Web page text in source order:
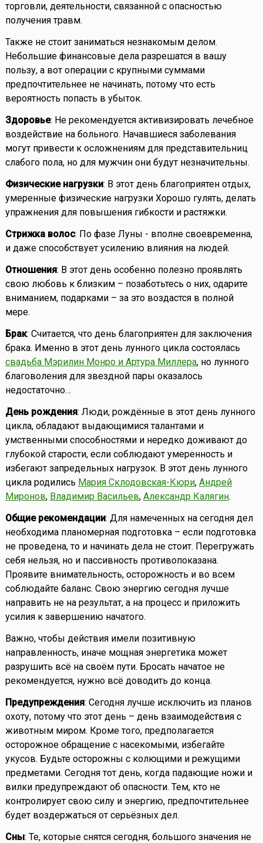
торговли, деятельности, связанной с опасностью
получения травм.
Также не стоит заниматься незнакомым делом.
Небольшие финансовые дела разрешатся в вашу
пользу, а вот операции с крупными суммами
предпочтительнее не начинать, потому что есть
вероятность попасть в убыток.
Здоровье: Не рекомендуется активизировать лечебное
воздействие на больного. Начавшиеся заболевания
могут привести к осложнениям для представительниц
слабого пола, но для мужчин они будут незначительны.
Физические нагрузки: В этот день благоприятен отдых,
умеренные физические нагрузки Хорошо гулять, делать
упражнения для повышения гибкости и растяжки.
Стрижка волос: По фазе Луны - вполне своевременна,
и даже способствует усилению влияния на людей.
Отношения: В этот день особенно полезно проявлять
свою любовь к близким – позаботьтесь о них, одарите
вниманием, подарками – за это воздастся в полной
мере.
Брак: Считается, что день благоприятен для заключения
брака. Именно в этот день лунного цикла состоялась
свадьба Мэрилин Монро и Артура Миллера, но лунного
благоволения для звездной пары оказалось
недостаточно…
День рождения: Люди, рождённые в этот день лунного
цикла, обладают выдающимися талантами и
умственными способностями и нередко доживают до
глубокой старости, если соблюдают умеренность и
избегают запредельных нагрузок. В этот день лунного
цикла родились Мария Склодовская-Кюри, Андрей
Миронов, Владимир Васильев, Александр Калягин.
Общие рекомендации: Для намеченных на сегодня дел
необходима планомерная подготовка – если подготовка
не проведена, то и начинать дела не стоит. Перегружать
себя нельзя, но и пассивность противопоказана.
Проявите внимательность, осторожность и во всем
соблюдайте баланс. Свою энергию сегодня лучше
направить не на результат, а на процесс и приложить
усилия к завершению начатого.
Важно, чтобы действия имели позитивную
направленность, иначе мощная энергетика может
разрушить всё на своём пути. Бросать начатое не
рекомендуется, нужно всё доводить до конца.
Предупреждения: Сегодня лучше исключить из планов
охоту, потому что этот день – день взаимодействия с
животным миром. Кроме того, предполагается
осторожное обращение с насекомыми, избегайте
укусов. Будьте осторожны с колющими и режущими
предметами. Сегодня тот день, когда падающие ножи и
вилки предупреждают об опасности. Тем, кто не
контролирует свою силу и энергию, предпочтительнее
будет воздержаться от серьёзных дел.
Сны: Те, которые снятся сегодня, большого значения не